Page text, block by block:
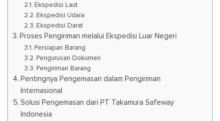
Ekspedisi Laut
Ekspedisi Udara
Ekspedisi Darat
Proses Pengiriman melalui Ekspedisi Luar Negeri
Persiapan Barang
Pengurusan Dokumen
Pengiriman Barang
Pentingnya Pengemasan dalam Pengiriman
Internasional
Solusi Pengemasan dari PT Takamura Safeway
Indonesia